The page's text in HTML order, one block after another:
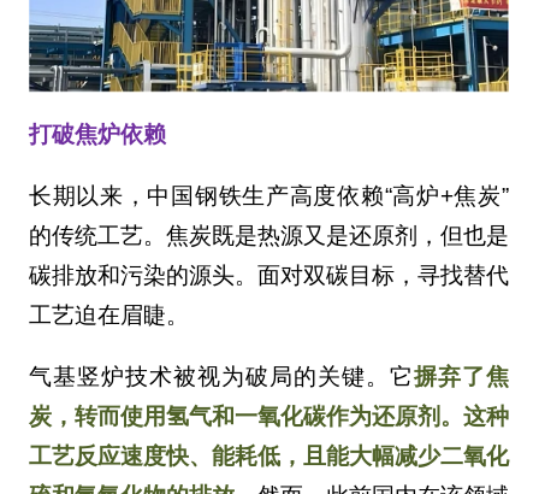
打破焦炉依赖
长期以来，中国钢铁生产高度依赖“高炉+焦炭”
的传统工艺。焦炭既是热源又是还原剂，但也是
碳排放和污染的源头。面对双碳目标，寻找替代
工艺迫在眉睫。
气基竖炉技术被视为破局的关键。它摒弃了焦
炭，转而使用氢气和一氧化碳作为还原剂。这种
工艺反应速度快、能耗低，且能大幅减少二氧化